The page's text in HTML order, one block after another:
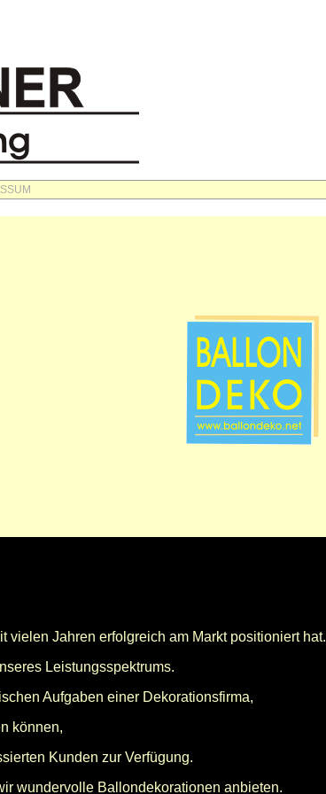
vielen Jahren erfolgreich am Markt positioniert hat.
Leistungsspektrums.
Aufgaben einer Dekorationsfirma,
können,
Kunden zur Verfügung.
wundervolle Ballondekorationen anbieten.